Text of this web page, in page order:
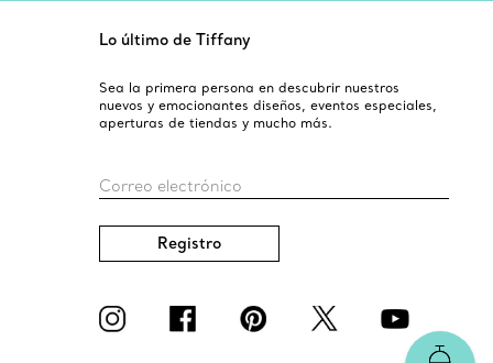
Lo último de Tiffany
Sea la primera persona en descubrir nuestros
nuevos y emocionantes diseños, eventos especiales,
aperturas de tiendas y mucho más.
Correo electrónico
Registro